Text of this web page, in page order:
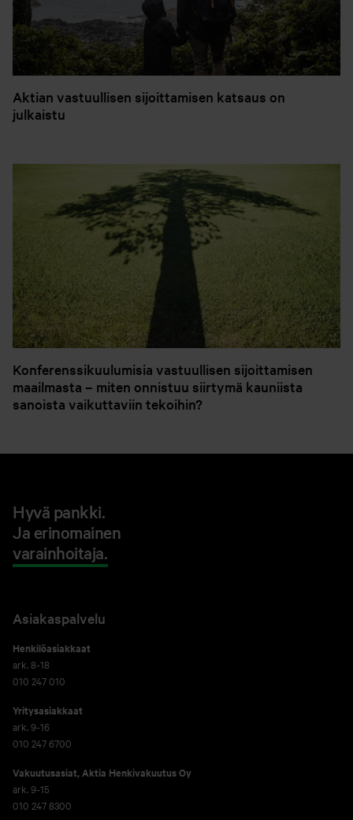
Aktian vastuullisen sijoittamisen katsaus on
julkaistu
Konferenssikuulumisia vastuullisen sijoittamisen
maailmasta – miten onnistuu siirtymä kauniista
sanoista vaikuttaviin tekoihin?
Hyvä pankki.
Ja erinomainen
varainhoitaja.
Asiakaspalvelu
Henkilöasiakkaat
ark. 8-18
010 247 010
Yritysasiakkaat
ark. 9-16
010 247 6700
Vakuutusasiat, Aktia Henkivakuutus Oy
ark. 9-15
010 247 8300